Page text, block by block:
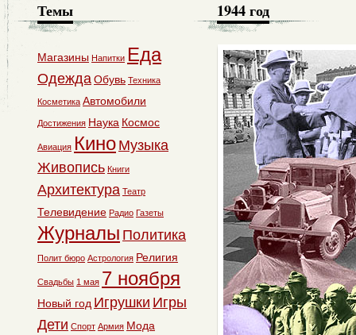
1944 год
Темы
Магазины Напитки Еда
ОдеждаОбувь Техника
Косметика Автомобили
Достижения Наука Космос
Авиация Кино Музыка
Живопись Книги
Архитектура Театр
Телевидение Радио Газеты
Журналы Политика
Полит бюро Астрология Религия
Свадьбы 1 мая 7 ноября
Новый год Игрушки Игры
Дети Спорт Армия Мода